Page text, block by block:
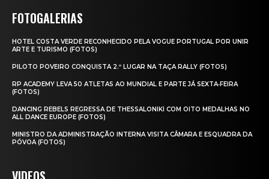
FOTOGALERIAS
HOTEL COSTA VERDE RECONHECIDO PELA VOGUE PORTUGAL POR UNIR
ARTE E TURISMO (FOTOS)
PILOTO POVEIRO CONQUISTA 2.º LUGAR NA TAÇA RALLY (FOTOS)
RP ACADEMY LEVA 50 ATLETAS AO MUNDIAL E PARTE JÁ SEXTA‑FEIRA
(FOTOS)
DANCING REBELS REGRESSA DE THESSALONIKI COM OITO MEDALHAS NO
ALL DANCE EUROPE (FOTOS)
MINISTRO DA ADMINISTRAÇÃO INTERNA VISITA CÂMARA E ESQUADRA DA
PÓVOA (FOTOS)